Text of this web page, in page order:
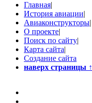
Главная|
История авиации|
Авиаконструкторы|
О проекте|
Поиск по сайту|
Карта сайта|
Создание сайта
наверх страницы ↑